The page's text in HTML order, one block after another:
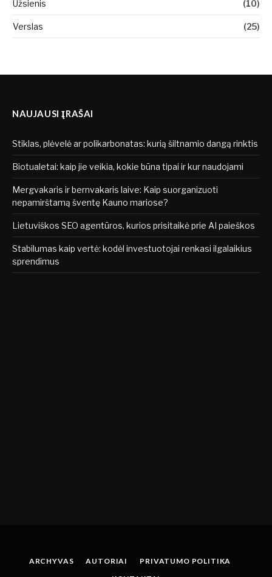
Užsienis (10)
Verslas (25)
NAUJAUSI ĮRAŠAI
Stiklas, plėvelė ar polikarbonatas: kurią šiltnamio dangą rinktis
Biotualetai: kaip jie veikia, kokie būna tipai ir kur naudojami
Mergvakaris ir bernvakaris laive: Kaip suorganizuoti
nepamirštamą šventę Kauno mariose?
Lietuviškos SEO agentūros, kurios prisitaikė prie AI paieškos
Stabilumas kaip vertė: kodėl investuotojai renkasi ilgalaikius
sprendimus
ARCHYVAS AUTORIAI
PRIVATUMO POLITIKA